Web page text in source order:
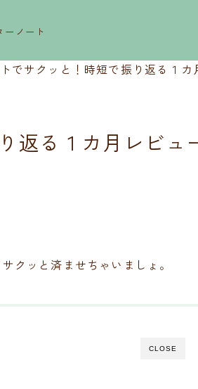
ノート
でサクッと！時短で振り返る１カ
返る１カ月レビュ
クッと済ませちゃいましょ。
CLOSE